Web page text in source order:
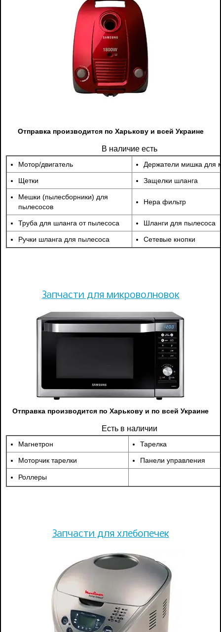
Отправка производится по Харькову и всей Украине
В наличие есть
Мотор/двигатель Держатели мишка для
Щетки Защелки шланга
Мешки (пылесборники) для
пылесосов
Нера фильтр
Труба для шланга от пылесоса Шланги для пылесоса
Ручки шланга для пылесоса Сетевые кнопки
Запчасти для микроволновок
Отправка производится по Харькову и по всей Украине
Есть в наличии
Магнетрон Тарелка
Моторчик тарелки Панели управления
Роллеры
Запчасти для хлебопечек